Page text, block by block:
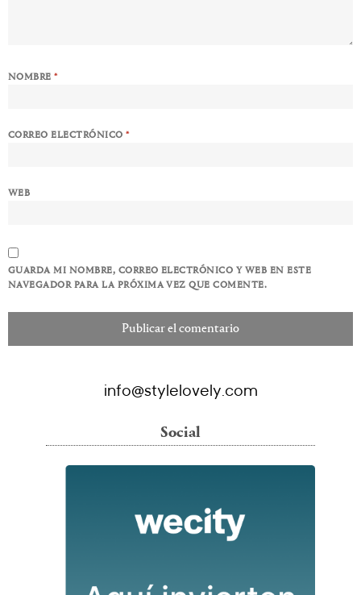
NOMBRE*
CORREO ELECTRÓNICO*
WEB
GUARDA MI NOMBRE, CORREO ELECTRÓNICO Y WEB EN ESTE
NAVEGADOR PARA LA PRÓXIMA VEZ QUE COMENTE.
info@stylelovely.com
Social